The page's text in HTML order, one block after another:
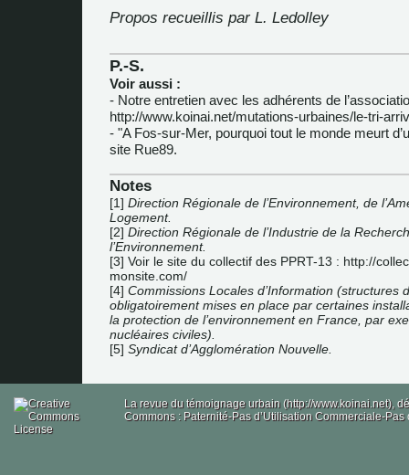
Propos recueillis par L. Ledolley
P.-S.
Voir aussi :
- Notre entretien avec les adhérents de
http://www.koinai.net/mutations-urbaines/le-tri-
- "A Fos-sur-Mer, pourquoi tout le monde meurt
site Rue89.
Notes
[1] Direction Régionale de l’Environnement, de
Logement.
[2] Direction Régionale de l’Industrie de la
l’Environnement.
[3] Voir le site du collectif des PPRT-13 : http://
monsite.com/
[4] Commissions Locales d’Information (structures
obligatoirement mises en place par certaines
la protection de l’environnement en France, par
nucléaires civiles).
[5] Syndicat d’Agglomération Nouvelle.
La revue du témoignage urbain (http://www.koinai.net),
Commons : Paternité-Pas d’Utilisation Commerciale-